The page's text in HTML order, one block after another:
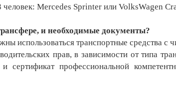
человек: Mercedes Sprinter или VolksWagen
и необходимые документы?
использоваться транспортные средства с
прав, в зависимости от типа
сертификат профессиональной